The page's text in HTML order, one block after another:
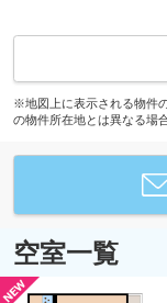
※地図上に表示される物件
の物件所在地とは異なる場
空室一覧